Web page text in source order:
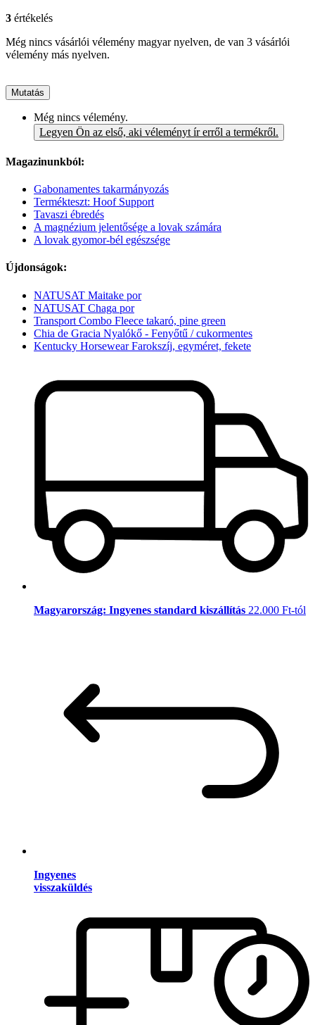
3 értékelés
Még nincs vásárlói vélemény magyar nyelven, de van 3 vásárlói
vélemény más nyelven.
Mutatás
Még nincs vélemény.
Legyen Ön az első, aki véleményt ír erről a termékről.
Magazinunkból:
Gabonamentes takarmányozás
Termékteszt: Hoof Support
Tavaszi ébredés
A magnézium jelentősége a lovak számára
A lovak gyomor-bél egészsége
Újdonságok:
NATUSAT Maitake por
NATUSAT Chaga por
Transport Combo Fleece takaró, pine green
Chia de Gracia Nyalókő - Fenyőtű / cukormentes
Kentucky Horsewear Farokszíj, egyméret, fekete
Magyarország: Ingyenes standard kiszállítás 22.000 Ft-tól
Ingyenes
visszaküldés